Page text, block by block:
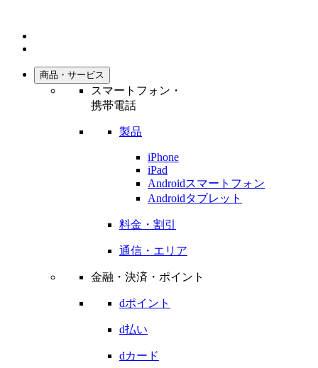
商品・サービス
スマートフォン・
携帯電話
製品
iPhone
iPad
Androidスマートフォン
Androidタブレット
料金・割引
通信・エリア
金融・決済・ポイント
dポイント
d払い
dカード